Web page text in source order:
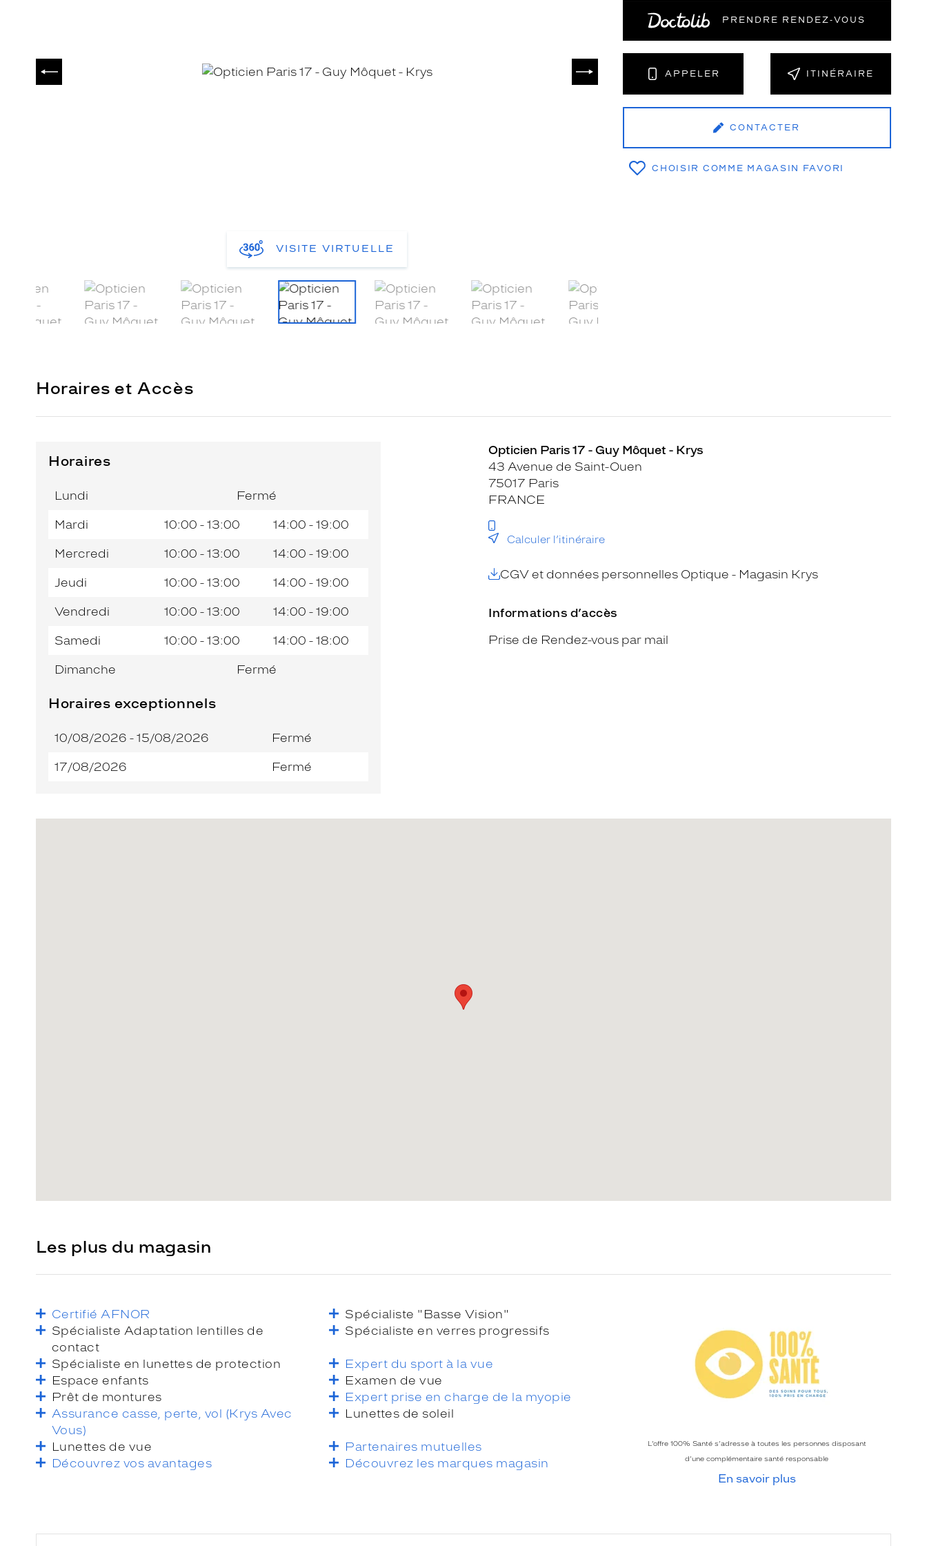
VISITE VIRTUELLE
PRENDRE RENDEZ‑VOUS
APPELER ITINÉRAIRE
CONTACTER
CHOISIR COMME MAGASIN FAVORI
Horaires et Accès
Horaires
Jour de
semaine
Horaires
Lundi Fermé
Mardi 10:00 - 13:00 14:00 - 19:00
Mercredi 10:00 - 13:00 14:00 - 19:00
Jeudi 10:00 - 13:00 14:00 - 19:00
Vendredi 10:00 - 13:00 14:00 - 19:00
Samedi 10:00 - 13:00 14:00 - 18:00
Dimanche Fermé
Horaires exceptionnels
Jour de
semaine
Horaires
10/08/2026 - 15/08/2026 Fermé
17/08/2026 Fermé
Opticien Paris 17 - Guy Môquet - Krys
43 Avenue de Saint-Ouen
75017 Paris
FRANCE
Calculer l’itinéraire
CGV et données personnelles Optique - Magasin Krys
Informations d’accès
Prise de Rendez-vous par mail
Les plus du magasin
Certifié AFNOR
Spécialiste "Basse Vision"
Spécialiste Adaptation lentilles de
contact
Spécialiste en verres progressifs
Spécialiste en lunettes de protection
Expert du sport à la vue
Espace enfants
Examen de vue
Prêt de montures
Expert prise en charge de la myopie
Assurance casse, perte, vol (Krys Avec
Vous)
Lunettes de soleil
Lunettes de vue
Partenaires mutuelles
Découvrez vos avantages
Découvrez les marques magasin
L’offre 100% Santé s’adresse à toutes les personnes disposant
d’une complémentaire santé responsable
En savoir plus